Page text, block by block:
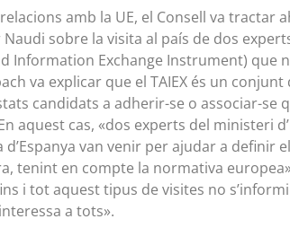
amb la UE, el Consell va tractar
sobre la visita al país de dos
Information Exchange Instrument) que
va explicar que el TAIEX és un conjunt
candidats a adherir-se o associar-se
aquest cas, «dos experts del ministeri
d’Espanya van venir per ajudar a definir
tenint en compte la normativa
i tot aquest tipus de visites no
a tots».